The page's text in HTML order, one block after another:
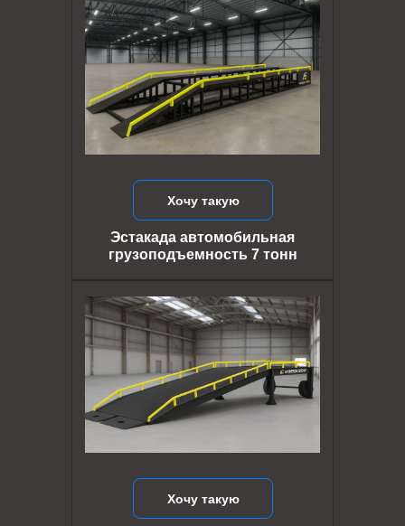
Хочу такую
Хочу такую
Эстакада автомобильная
грузоподъемность 7 тонн